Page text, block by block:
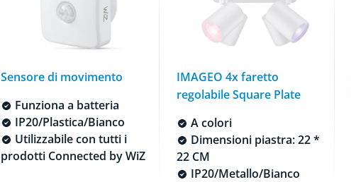
Sensore di movimento
Funziona a batteria
IP20/Plastica/Bianco
Utilizzabile con tutti i
prodotti Connected by WiZ
IMAGEO 4x faretto
regolabile Square Plate
A colori
Dimensioni piastra: 22 *
22 CM
IP20/Metallo/Bianco